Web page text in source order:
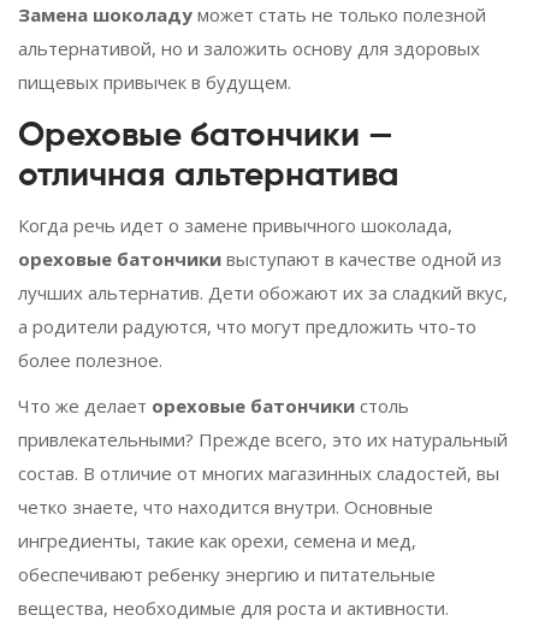
Замена шоколаду может стать не только полезной
альтернативой, но и заложить основу для здоровых
пищевых привычек в будущем.
Ореховые батончики —
отличная альтернатива
Когда речь идет о замене привычного шоколада,
ореховые батончики выступают в качестве одной из
лучших альтернатив. Дети обожают их за сладкий вкус,
а родители радуются, что могут предложить что-то
более полезное.
Что же делает ореховые батончики столь
привлекательными? Прежде всего, это их натуральный
состав. В отличие от многих магазинных сладостей, вы
четко знаете, что находится внутри. Основные
ингредиенты, такие как орехи, семена и мед,
обеспечивают ребенку энергию и питательные
вещества, необходимые для роста и активности.